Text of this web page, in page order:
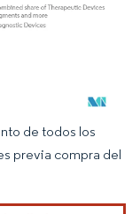
según CC BY 4.0.
de todos los
previa compra del